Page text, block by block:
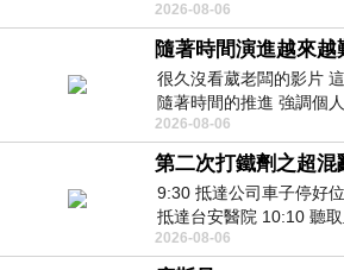
昨中
2026-08-06
隨著時間演進越來
很久沒看葳老闆的影片
隨著時間的推進 強調個
接近的不要說對象 連朋友
2026-08-06
第二次打鐵劑之超混
9:30 抵達公司車子停好
抵達台安醫院 10:10 聽
去的 B12 彌可保並非沒
2026-08-06